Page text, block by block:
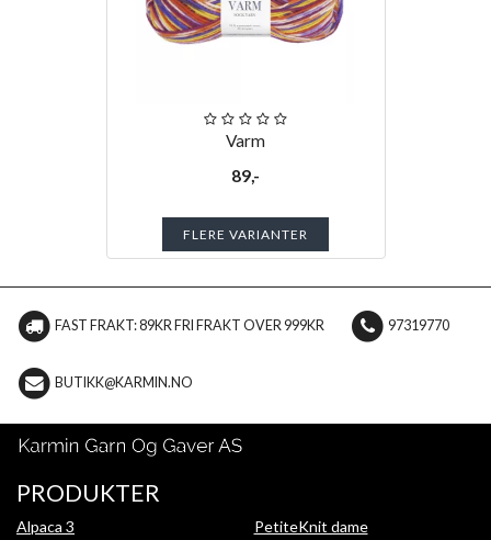
Varm
89,-
FLERE VARIANTER
FAST FRAKT: 89KR FRI FRAKT OVER 999KR 97319770
BUTIKK@KARMIN.NO
PRODUKTER
Alpaca 3
PetiteKnit dame